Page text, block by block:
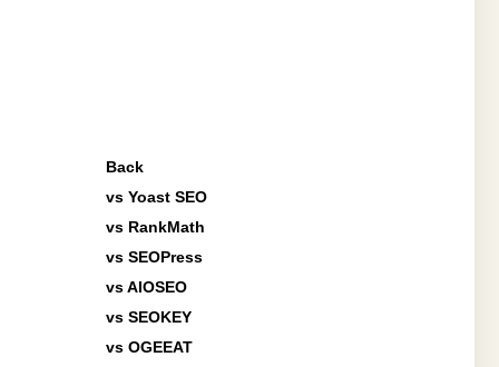
Back
vs Yoast SEO
vs RankMath
vs SEOPress
vs AIOSEO
vs SEOKEY
vs OGEEAT